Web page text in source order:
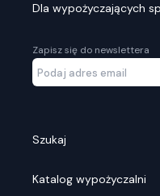
Dla wypożyczających
Zapisz się do newslettera
Szukaj
Katalog wypożyczalni